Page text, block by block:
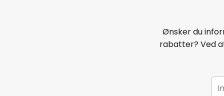
Ønsker du
rabatter? Ved